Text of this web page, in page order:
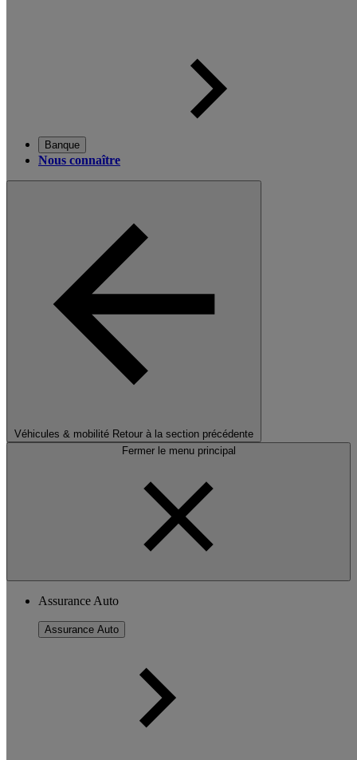
Banque
Nous connaître
Véhicules & mobilité Retour à la section précédente
Fermer le menu principal
Assurance Auto
Assurance Auto